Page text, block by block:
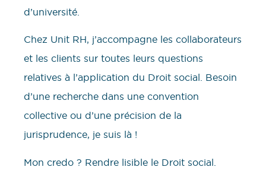
d’université.
Chez Unit RH, j’accompagne les collaborateurs
et les clients sur toutes leurs questions
relatives à l’application du Droit social. Besoin
d’une recherche dans une convention
collective ou d’une précision de la
jurisprudence, je suis là !
Mon credo ? Rendre lisible le Droit social.